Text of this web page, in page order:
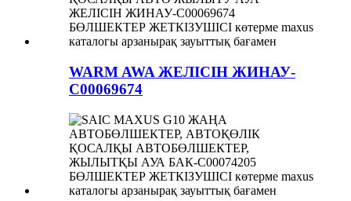
WARM AWA ЖЕЛІСІН ЖИНАУ-
C00069674